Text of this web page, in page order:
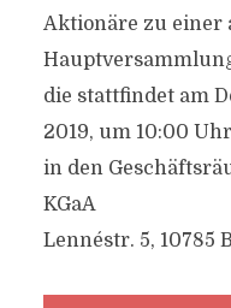
Aktionäre zu
die stattfindet am
2019, um 10:00 Uhr
in den
KGaA
Lennéstr. 5, 10785